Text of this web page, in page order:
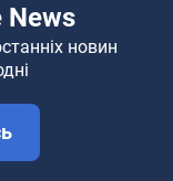
News
новин